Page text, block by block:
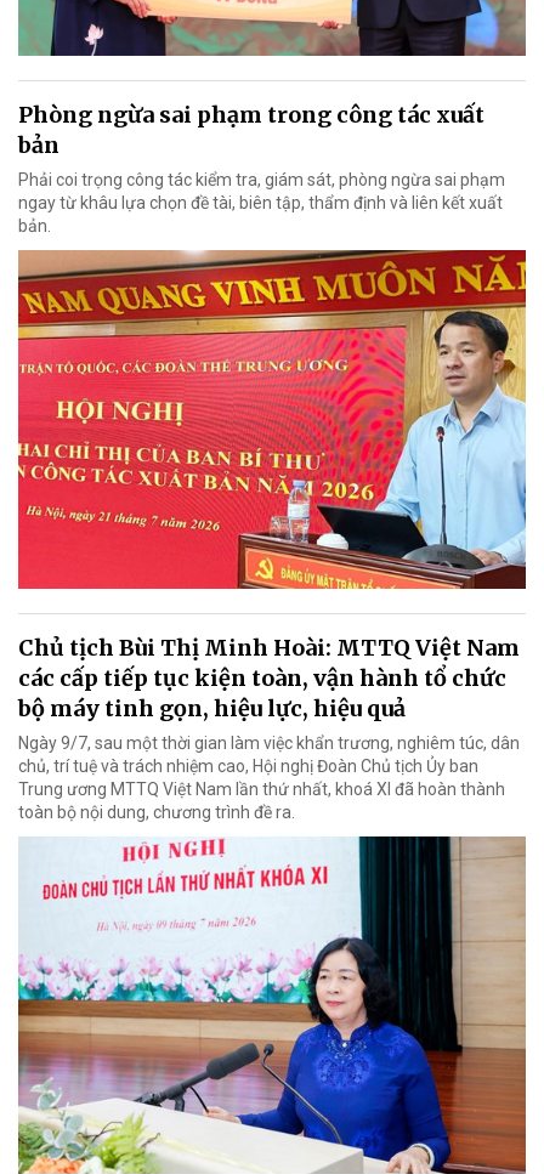
Phòng ngừa sai phạm trong công tác xuất
bản
Phải coi trọng công tác kiểm tra, giám sát, phòng ngừa sai phạm
ngay từ khâu lựa chọn đề tài, biên tập, thẩm định và liên kết xuất
bản.
Chủ tịch Bùi Thị Minh Hoài: MTTQ Việt Nam
các cấp tiếp tục kiện toàn, vận hành tổ chức
bộ máy tinh gọn, hiệu lực, hiệu quả
Ngày 9/7, sau một thời gian làm việc khẩn trương, nghiêm túc, dân
chủ, trí tuệ và trách nhiệm cao, Hội nghị Đoàn Chủ tịch Ủy ban
Trung ương MTTQ Việt Nam lần thứ nhất, khoá XI đã hoàn thành
toàn bộ nội dung, chương trình đề ra.